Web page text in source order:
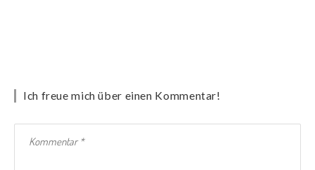
Ich freue mich über einen Kommentar!